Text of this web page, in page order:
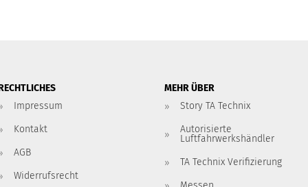
Impressum
Kontakt
AGB
Widerrufsrecht
MEHR ÜBER
Story TA Technix
Autorisierte
Luftfahrwerkshändler
TA Technix Verifizierung